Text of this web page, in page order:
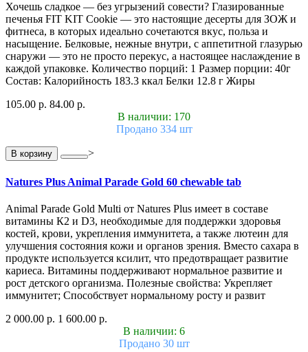
Хочешь сладкое — без угрызений совести? Глазированные
печенья FIT KIT Cookie — это настоящие десерты для ЗОЖ и
фитнеса, в которых идеально сочетаются вкус, польза и
насыщение. Белковые, нежные внутри, с аппетитной глазурью
снаружи — это не просто перекус, а настоящее наслаждение в
каждой упаковке. Количество порций: 1 Размер порции: 40г
Состав: Калорийность 183.3 ккал Белки 12.8 г Жиры
105.00 р. 84.00 р.
В наличии: 170
Продано 334 шт
В корзину >
Natures Plus Animal Parade Gold 60 chewable tab
Animal Parade Gold Multi от Natures Plus имеет в составе
витамины К2 и D3, необходимые для поддержки здоровья
костей, крови, укрепления иммунитета, а также лютеин для
улучшения состояния кожи и органов зрения. Вместо сахара в
продукте используется ксилит, что предотвращает развитие
кариеса. Витамины поддерживают нормальное развитие и
рост детского организма. Полезные свойства: Укрепляет
иммунитет; Способствует нормальному росту и развит
2 000.00 р. 1 600.00 р.
В наличии: 6
Продано 30 шт